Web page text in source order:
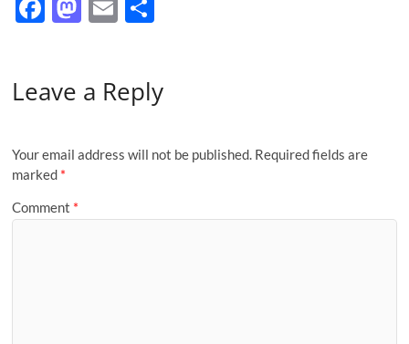
F
b
o
k
M
d
n
E
e
Leave a Reply
Your email address will not be published. Required fields are
marked *
Comment *